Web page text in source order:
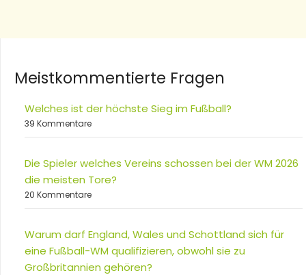
Meistkommentierte Fragen
Welches ist der höchste Sieg im Fußball?
39 Kommentare
Die Spieler welches Vereins schossen bei der WM 2026
die meisten Tore?
20 Kommentare
Warum darf England, Wales und Schottland sich für
eine Fußball-WM qualifizieren, obwohl sie zu
Großbritannien gehören?